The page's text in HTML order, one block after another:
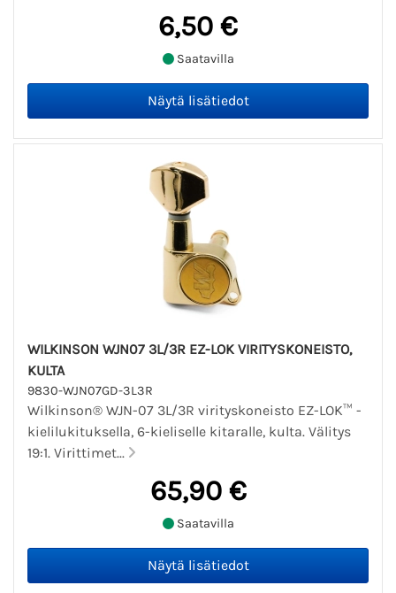
6,50 €
Saatavilla
WILKINSON WJN07 3L/3R EZ-LOK VIRITYSKONEISTO,
KULTA
9830-WJN07GD-3L3R
Wilkinson® WJN-07 3L/3R virityskoneisto EZ-LOK™ -
kielilukituksella, 6-kieliselle kitaralle, kulta. Välitys
19:1. Virittimet...
65,90 €
Saatavilla